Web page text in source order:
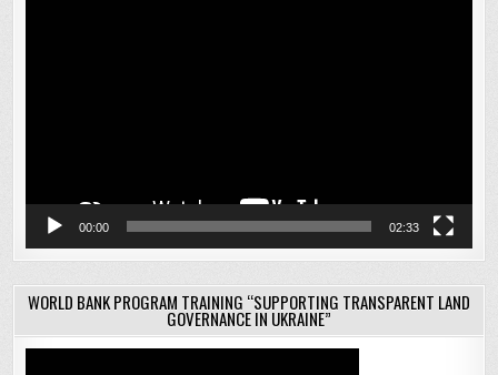
00:00 02:33
WORLD BANK PROGRAM TRAINING “SUPPORTING TRANSPARENT LAND
GOVERNANCE IN UKRAINE”